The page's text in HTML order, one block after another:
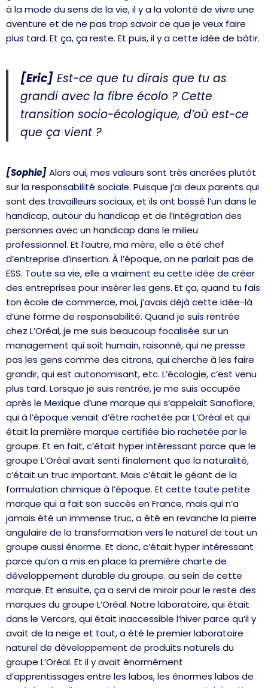
à la mode du sens de la vie, il y a la volonté de vivre une
aventure et de ne pas trop savoir ce que je veux faire
plus tard. Et ça, ça reste. Et puis, il y a cette idée de bâtir.
[Eric] Est-ce que tu dirais que tu as
grandi avec la fibre écolo ? Cette
transition socio-écologique, d’où est-ce
que ça vient ?
[Sophie]Alors oui, mes valeurs sont très ancrées plutôt
sur la responsabilité sociale. Puisque j’ai deux parents qui
sont des travailleurs sociaux, et ils ont bossé l’un dans le
handicap, autour du handicap et de l’intégration des
personnes avec un handicap dans le milieu
professionnel. Et l’autre, ma mère, elle a été chef
d’entreprise d’insertion. À l’époque, on ne parlait pas de
ESS. Toute sa vie, elle a vraiment eu cette idée de créer
des entreprises pour insérer les gens. Et ça, quand tu fais
ton école de commerce, moi, j’avais déjà cette idée-là
d’une forme de responsabilité. Quand je suis rentrée
chez L’Oréal, je me suis beaucoup focalisée sur un
management qui soit humain, raisonné, qui ne presse
pas les gens comme des citrons, qui cherche à les faire
grandir, qui est autonomisant, etc. L’écologie, c’est venu
plus tard. Lorsque je suis rentrée, je me suis occupée
après le Mexique d’une marque qui s’appelait Sanoflore,
qui à l’époque venait d’être rachetée par L’Oréal et qui
était la première marque certifiée bio rachetée par le
groupe. Et en fait, c’était hyper intéressant parce que le
groupe L’Oréal avait senti finalement que la naturalité,
c’était un truc important. Mais c’était le géant de la
formulation chimique à l’époque. Et cette toute petite
marque qui a fait son succès en France, mais qui n’a
jamais été un immense truc, a été en revanche la pierre
angulaire de la transformation vers le naturel de tout un
groupe aussi énorme. Et donc, c’était hyper intéressant
parce qu’on a mis en place la première charte de
développement durable du groupe. au sein de cette
marque. Et ensuite, ça a servi de miroir pour le reste des
marques du groupe L’Oréal. Notre laboratoire, qui était
dans le Vercors, qui était inaccessible l’hiver parce qu’il y
avait de la neige et tout, a été le premier laboratoire
naturel de développement de produits naturels du
groupe L’Oréal. Et il y avait énormément
d’apprentissages entre les labos, les énormes labos de